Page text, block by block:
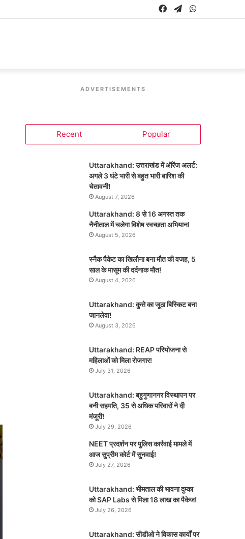
Telegram
Facebook
ADVERTISEMENTS
Recent Popular
Uttarakhand: उत्तराखंड में ऑरेंज अलर्ट:
अगले 3 घंटे भारी से बहुत भारी बारिश की
चेतावनी!
August 7, 2026
Uttarakhand: 8 से 16 अगस्त तक
नैनीताल में चलेगा विशेष स्वच्छता अभियान!
August 5, 2026
स्नैक पैकेट का खिलौना बना मौत की वजह, 5
साल के मासूम की दर्दनाक मौत!
August 4, 2026
Uttarakhand: कुत्ते का जूठा बिस्किट बना
जानलेवा!
August 3, 2026
Uttarakhand: REAP परियोजना से
महिलाओं को मिला रोजगार!
July 31, 2026
Uttarakhand: बहुगुणानगर विस्थापन पर
बनी सहमति, 35 से अधिक परिवारों ने दी
मंजूरी!
July 29, 2026
NEET प्रदर्शन पर पुलिस कार्रवाई मामले में
आज सुप्रीम कोर्ट में सुनवाई!
July 27, 2026
Uttarakhand: भीमताल की भावना दुम्का
को SAP Labs से मिला 18 लाख का पैकेज!
July 26, 2026
Uttarakhand: सीडीओ ने विकास कार्यों पर